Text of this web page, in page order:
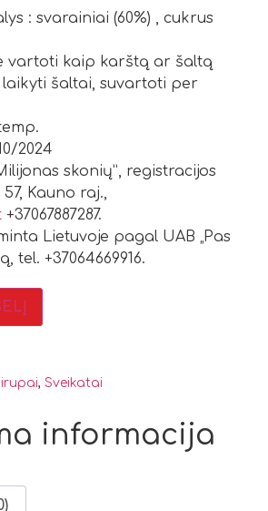
: svarainiai (60%) , cukrus
vartoti kaip karštą ar šaltą
šaltai, suvartoti per
2024
skonių”, registracijos
Kauno raj.,
+37067887287.
Lietuvoje pagal UAB „Pas
tel. +37064669916.
, Sveikatai
informacija